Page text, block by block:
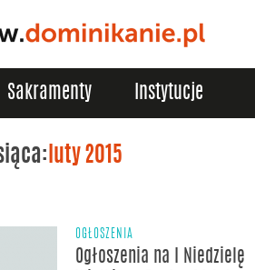
Sakramenty Instytucje
luty 2015
OGŁOSZENIA
Ogłoszenia na I Niedzielę